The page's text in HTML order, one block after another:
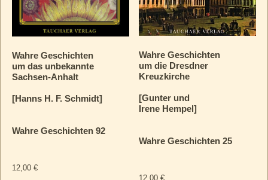
Wahre Geschichten
um das unbekannte
Sachsen-Anhalt
[Hanns H. F. Schmidt]
Wahre Geschichten 92
12,00 €
Wahre Geschichten
um die Dresdner
Kreuzkirche
[Gunter und
Irene Hempel]
Wahre Geschichten 25
12,00€